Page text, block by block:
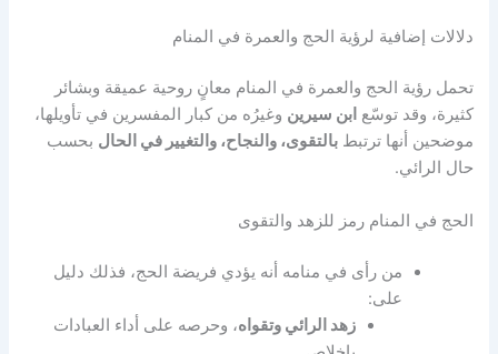
دلالات إضافية لرؤية الحج والعمرة في المنام
تحمل رؤية الحج والعمرة في المنام معانٍ روحية عميقة وبشائر
كثيرة، وقد توسّع ابن سيرين وغيرُه من كبار المفسرين في تأويلها،
موضحين أنها ترتبطبالتقوى، والنجاح، والتغيير في الحال بحسب
حال الرائي.
الحج في المنام رمز للزهد والتقوى
من رأى في منامه أنه يؤدي فريضة الحج، فذلك دليل
على:
زهد الرائي وتقواه، وحرصه على أداء العبادات